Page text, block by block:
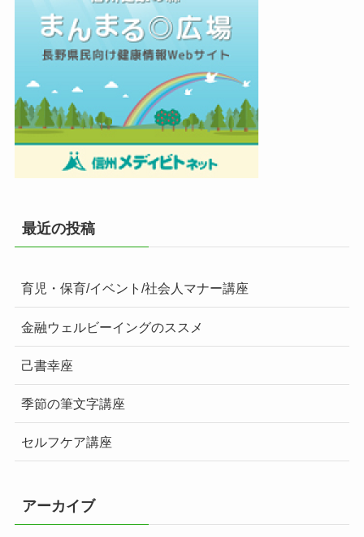
最近の投稿
育児・保育/イベント/社会人マナー講座
金融ウェルビーイングのススメ
己書幸座
季節の筆文字講座
セルフケア講座
アーカイブ